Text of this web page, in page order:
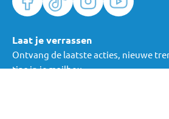
Laat je verrassen
Ontvang de laatste acties, nieuwe
tips in je mailbox.